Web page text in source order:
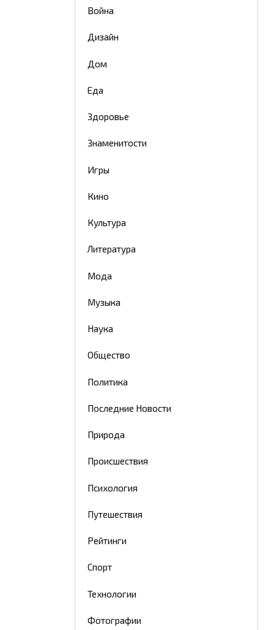
Война
Дизайн
Дом
Еда
Здоровье
Знаменитости
Игры
Кино
Культура
Литература
Мода
Музыка
Наука
Общество
Политика
Последние Новости
Природа
Происшествия
Психология
Путешествия
Рейтинги
Спорт
Технологии
Фотографии